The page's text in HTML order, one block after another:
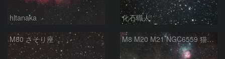
hltanaka 化石職人
M80 さそり座 M8 M20 M21 NGC6559 猫の手星雲 いて座